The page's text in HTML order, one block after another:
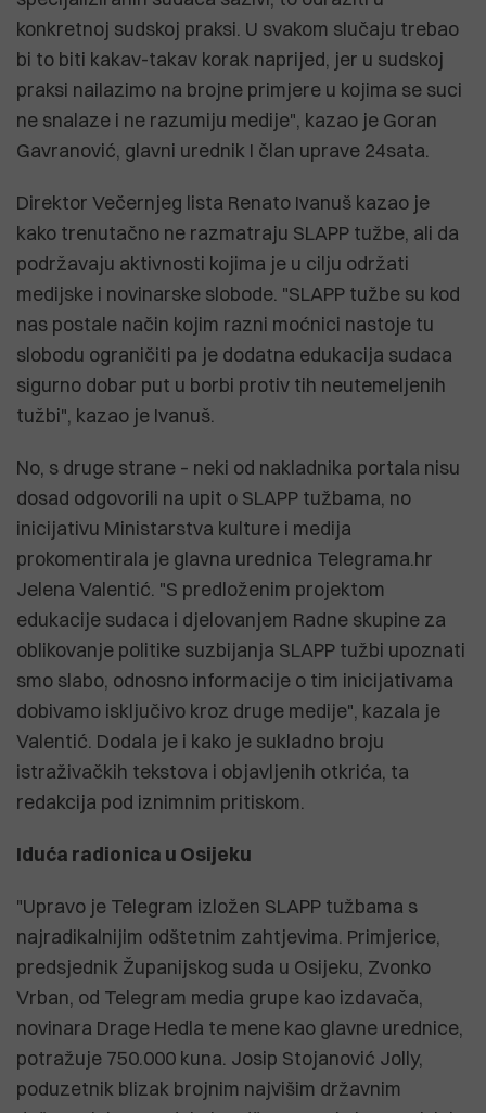
konkretnoj sudskoj praksi. U svakom slučaju trebao
bi to biti kakav-takav korak naprijed, jer u sudskoj
praksi nailazimo na brojne primjere u kojima se suci
ne snalaze i ne razumiju medije", kazao je Goran
Gavranović, glavni urednik I član uprave 24sata.
Direktor Večernjeg lista Renato Ivanuš kazao je
kako trenutačno ne razmatraju SLAPP tužbe, ali da
podržavaju aktivnosti kojima je u cilju održati
medijske i novinarske slobode. "SLAPP tužbe su kod
nas postale način kojim razni moćnici nastoje tu
slobodu ograničiti pa je dodatna edukacija sudaca
sigurno dobar put u borbi protiv tih neutemeljenih
tužbi", kazao je Ivanuš.
No, s druge strane – neki od nakladnika portala nisu
dosad odgovorili na upit o SLAPP tužbama, no
inicijativu Ministarstva kulture i medija
prokomentirala je glavna urednica Telegrama.hr
Jelena Valentić. "S predloženim projektom
edukacije sudaca i djelovanjem Radne skupine za
oblikovanje politike suzbijanja SLAPP tužbi upoznati
smo slabo, odnosno informacije o tim inicijativama
dobivamo isključivo kroz druge medije", kazala je
Valentić. Dodala je i kako je sukladno broju
istraživačkih tekstova i objavljenih otkrića, ta
redakcija pod iznimnim pritiskom.
Iduća radionica u Osijeku
"Upravo je Telegram izložen SLAPP tužbama s
najradikalnijim odštetnim zahtjevima. Primjerice,
predsjednik Županijskog suda u Osijeku, Zvonko
Vrban, od Telegram media grupe kao izdavača,
novinara Drage Hedla te mene kao glavne urednice,
potražuje 750.000 kuna. Josip Stojanović Jolly,
poduzetnik blizak brojnim najvišim državnim